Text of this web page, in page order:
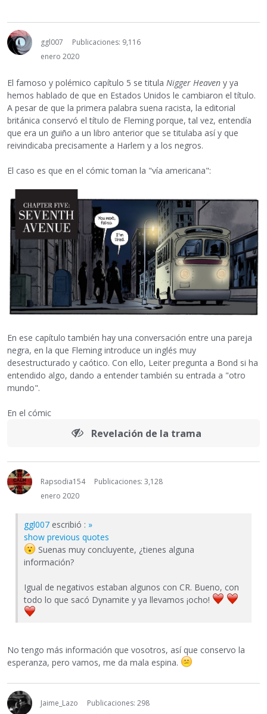
ggl007
Publicaciones: 9,116
enero 2020
El famoso y polémico capítulo 5 se titula Nigger Heaven y ya
hemos hablado de que en Estados Unidos le cambiaron el título.
A pesar de que la primera palabra suena racista, la editorial
británica conservó el título de Fleming porque, tal vez, entendía
que era un guiño a un libro anterior que se titulaba así y que
reivindicaba precisamente a Harlem y a los negros.
El caso es que en el cómic toman la "vía americana":
En ese capítulo también hay una conversación entre una pareja
negra, en la que Fleming introduce un inglés muy
desestructurado y caótico. Con ello, Leiter pregunta a Bond si ha
entendido algo, dando a entender también su entrada a "otro
mundo".
En el cómic
Revelación de la trama
Rapsodia154
Publicaciones: 3,128
enero 2020
ggl007 escribió : »
show previous quotes
Suenas muy concluyente, ¿tienes alguna
información?
Igual de negativos estaban algunos con CR. Bueno, con
todo lo que sacó Dynamite y ya llevamos ¡ocho!
No tengo más información que vosotros, así que conservo la
esperanza, pero vamos, me da mala espina.
Jaime_Lazo
Publicaciones: 298